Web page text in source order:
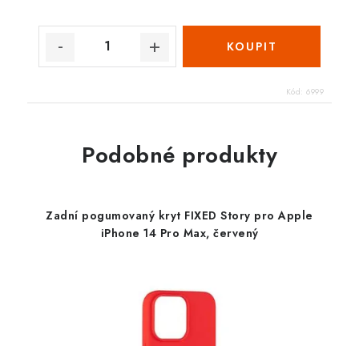
Kód: 6999
Podobné produkty
Zadní pogumovaný kryt FIXED Story pro Apple
iPhone 14 Pro Max, červený